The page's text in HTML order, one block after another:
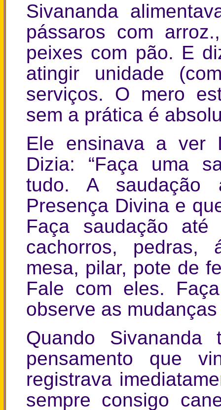
Sivananda
pássaros com
peixes com pão. E
atingir unidade
serviços. O mero
sem a prática é
Ele ensinava a ver
Dizia: “Faça uma
tudo. A
Presença Divina e
Faça saudação
cachorros, pedras,
mesa, pilar, pote de
Fale com eles.
observe as
Quando
pensamento que
registrava
sempre consigo